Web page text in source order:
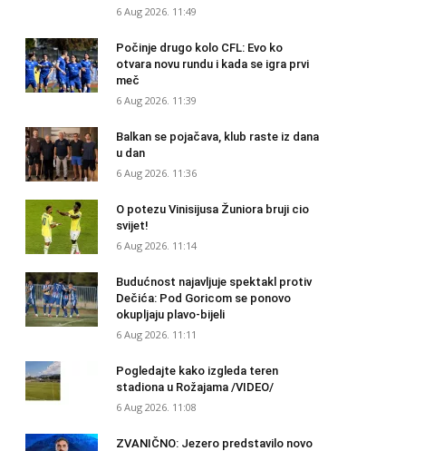
6 Aug 2026. 11:49
Počinje drugo kolo CFL: Evo ko
otvara novu rundu i kada se igra prvi
meč
6 Aug 2026. 11:39
Balkan se pojačava, klub raste iz dana
u dan
6 Aug 2026. 11:36
O potezu Vinisijusa Žuniora bruji cio
svijet!
6 Aug 2026. 11:14
Budućnost najavljuje spektakl protiv
Dečića: Pod Goricom se ponovo
okupljaju plavo-bijeli
6 Aug 2026. 11:11
Pogledajte kako izgleda teren
stadiona u Rožajama /VIDEO/
6 Aug 2026. 11:08
ZVANIČNO: Jezero predstavilo novo